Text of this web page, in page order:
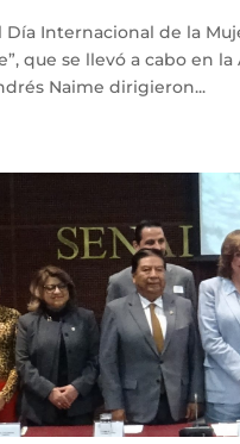
Día Internacional de la
que se llevó a cabo en
Naime dirigieron...